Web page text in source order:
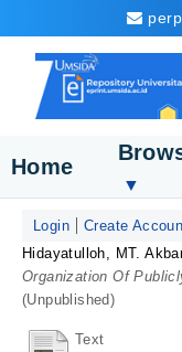
Home
▼
Login
Create
Hidayatulloh, MT.
Organization Of
(Unpublished)
Text